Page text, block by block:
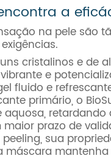
a
na pele são
cristalinos e de
e
fluido e
primário, o
prazo de
sua